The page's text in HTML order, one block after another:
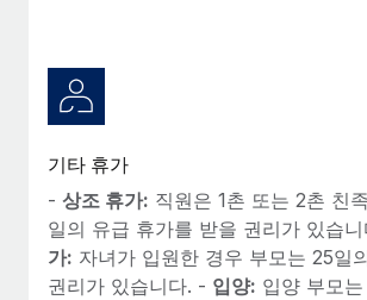
기타 휴가
- 상조 휴가: 직원은 1촌 또는 2촌 친
일의 유급 휴가를 받을 권리가 있습
가: 자녀가 입원한 경우 부모는 25일
권리가 있습니다. - 입양: 입양 부모